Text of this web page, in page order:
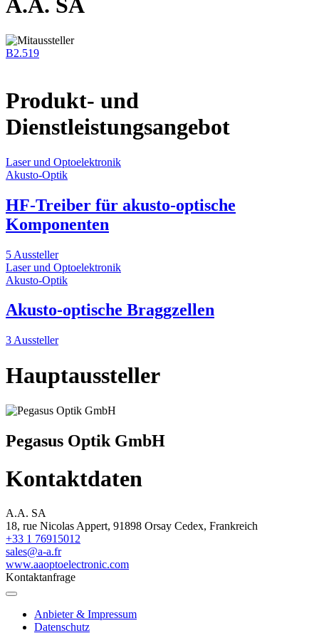
A.A. SA
B2.519
Produkt- und
Dienstleistungsangebot
Laser und Optoelektronik
Akusto-Optik
HF-Treiber für akusto-optische
Komponenten
5 Aussteller
Laser und Optoelektronik
Akusto-Optik
Akusto-optische Braggzellen
3 Aussteller
Hauptaussteller
Pegasus Optik GmbH
Kontaktdaten
A.A. SA
18, rue Nicolas Appert, 91898 Orsay Cedex, Frankreich
+33 1 76915012
sales@a-a.fr
www.aaoptoelectronic.com
Kontaktanfrage
Anbieter & Impressum
Datenschutz